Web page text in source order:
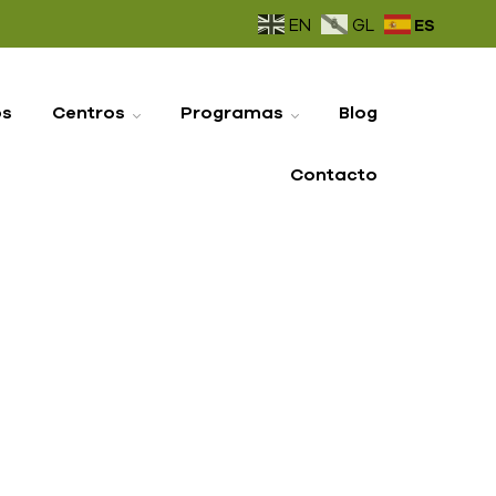
EN GL ES
Centros Programas Blog
Contacto